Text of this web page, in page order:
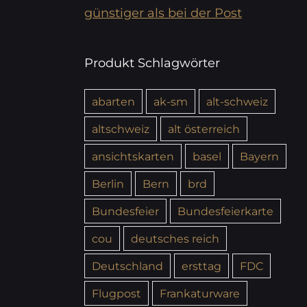
günstiger als bei der Post
Produkt Schlagwörter
abarten ak-sm
alt-schweiz
altschweiz
alt österreich
ansichtskarten
basel
Bayern
Berlin
Bern
brd
Bundesfeier
Bundesfeierkarte
cou
deutsches reich
Deutschland
ersttag
FDC
Flugpost
Frankaturware